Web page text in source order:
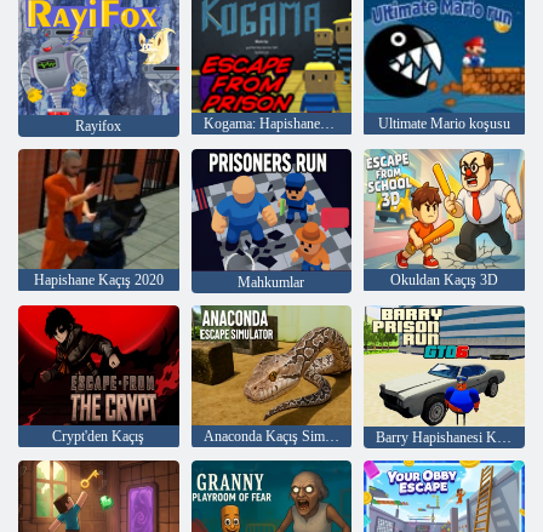
Rayifox Kogama: Hapishaneden Kaçış Ultimate Mario koşusu
Hapishane Kaçış 2020 Mahkumlar Okuldan Kaçış 3D
Crypt'den Kaçış Anaconda Kaçış Simülatörü Barry Hapishanesi Koşusu GTO 6